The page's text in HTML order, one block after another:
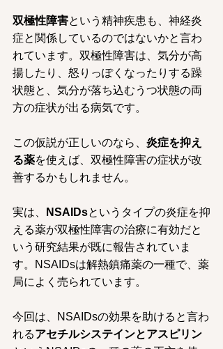
双極性障害という精神疾患も、神経炎
症と関係しているのではないかと言わ
れています。双極性障害は、気分が高
揚したり、怒りっぽくなったりする躁
状態と、気分が落ち込むうつ状態の両
方の症状が出る病気です。
この仮説が正しいのなら、 炎症を抑え
る薬を使えば、双極性障害の症状が改
善するかもしれません。
実は、 NSAIDsというタイプの炎症を抑
える薬が双極性障害の治療に有効だと
いう研究結果が既に報告されていま
す。NSAIDsは解熱鎮痛薬の一種で、薬
局によく売られています。
今回は、NSAIDsの効果を助けると言わ
れるアセチルシステインとアスピリン